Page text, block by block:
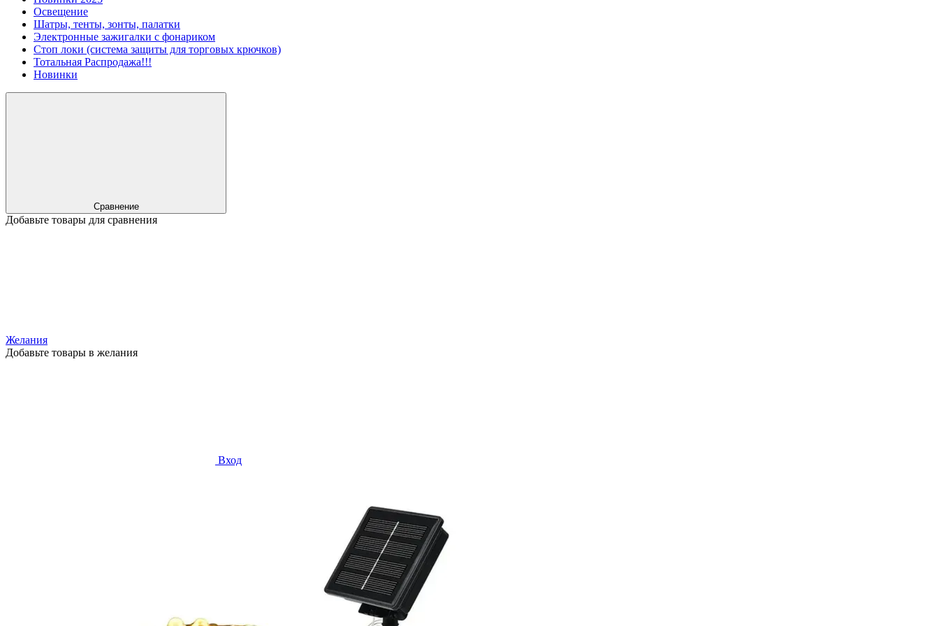
Освещение
Шатры, тенты, зонты, палатки
Электронные зажигалки с фонариком
Стоп локи (система защиты для торговых крючков)
Тотальная Распродажа!!!
Новинки
Сравнение
Добавьте товары для сравнения
Желания
Добавьте товары в желания
Вход